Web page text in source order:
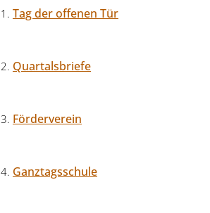
Tag der offenen Tür
Quartalsbriefe
Förderverein
Ganztagsschule